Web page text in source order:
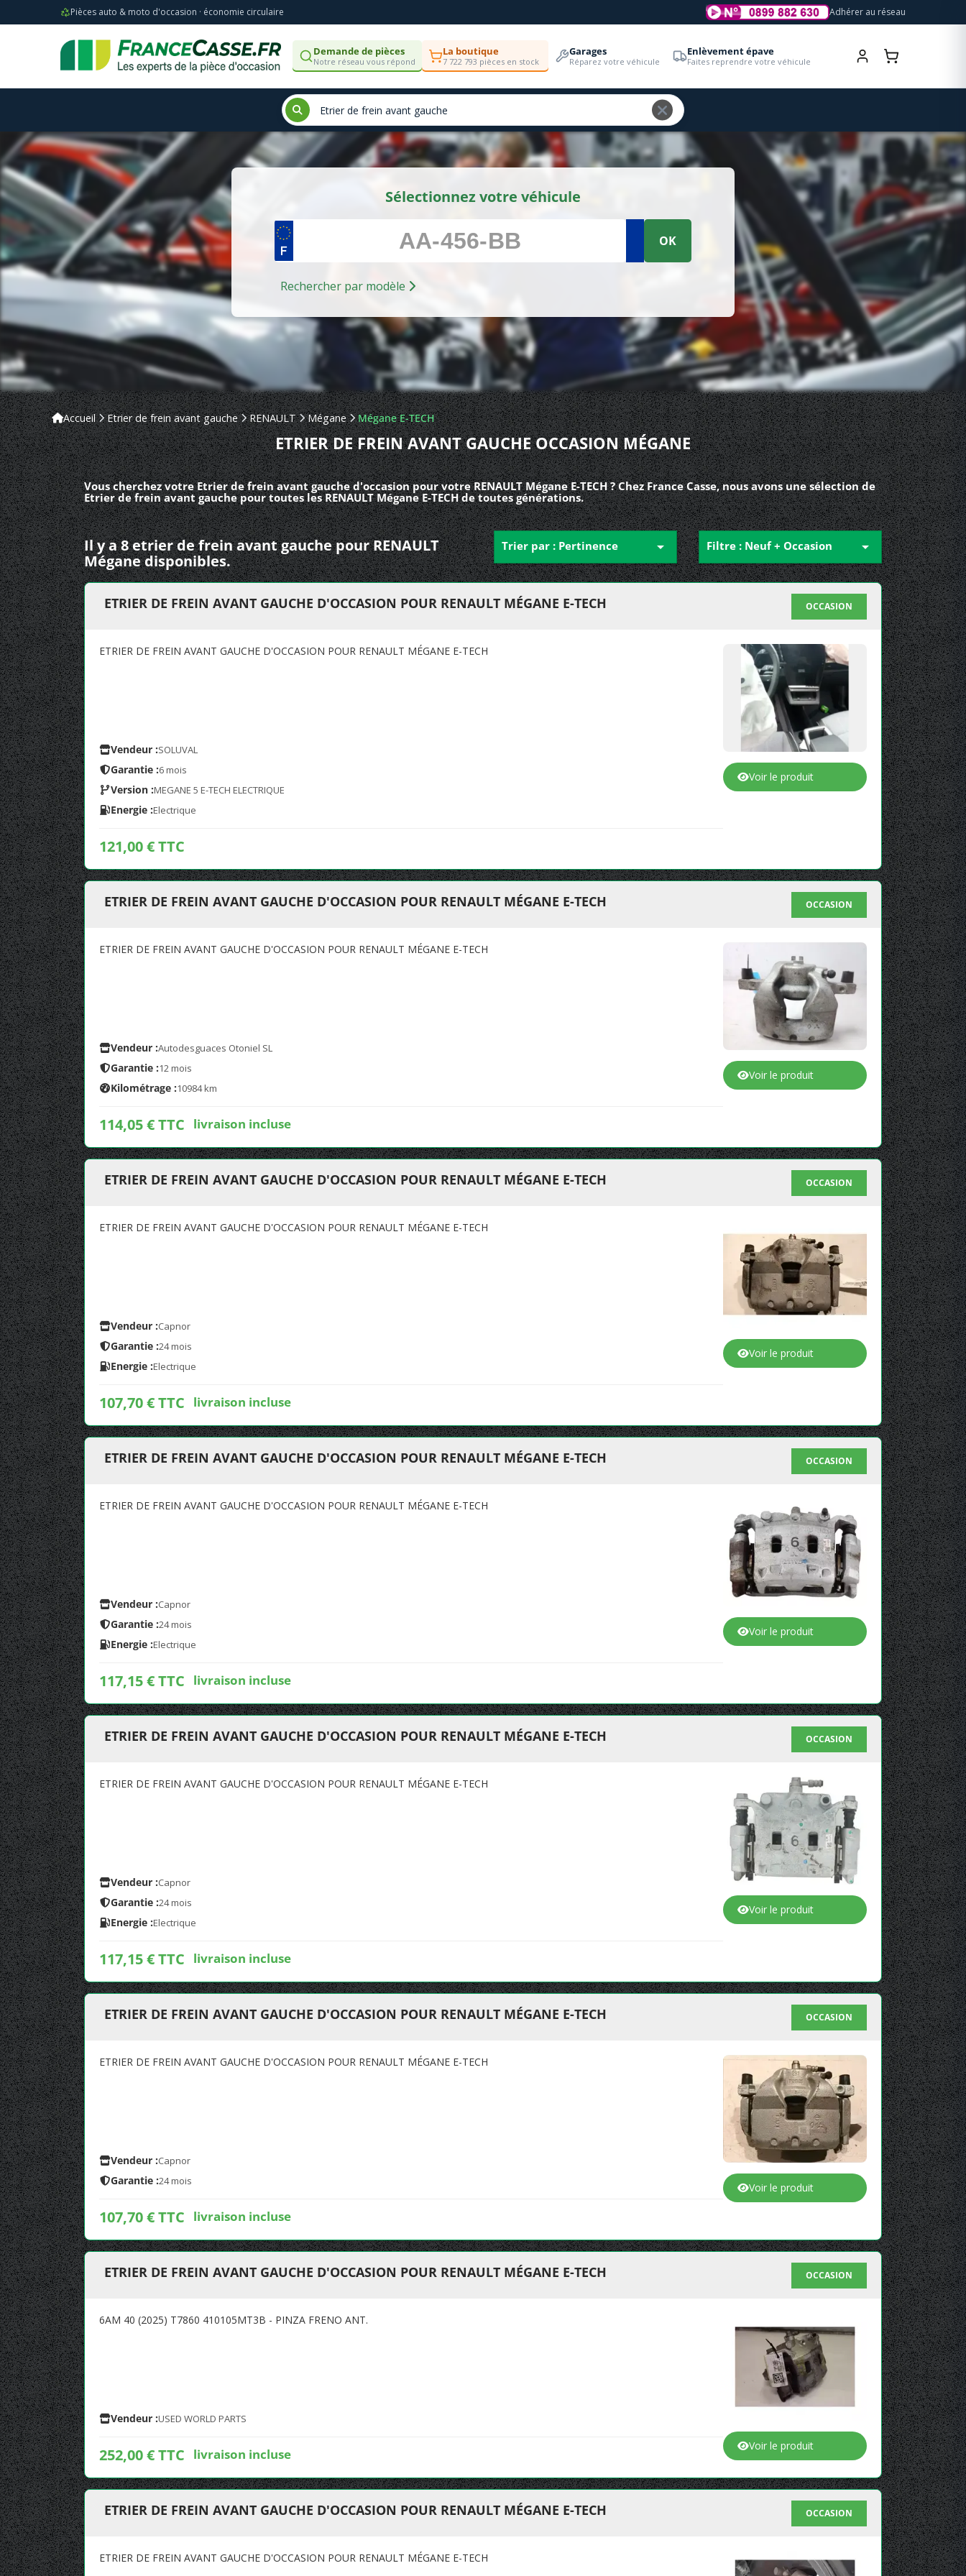
Pièces auto & moto d'occasion · économie circulaire Adhérer au réseau
Demande de pièces
Notre réseau vous répond
La boutique
7 722 793 pièces en stock
Garages
Réparez votre véhicule
Enlèvement épave
Faites reprendre votre véhicule
Sélectionnez votre véhicule
OK
Rechercher par modèle
Accueil Etrier de frein avant gauche RENAULT Mégane Mégane E-TECH
ETRIER DE FREIN AVANT GAUCHE OCCASION MÉGANE
Vous cherchez votre Etrier de frein avant gauche d'occasion pour votre RENAULT Mégane E-TECH ? Chez France Casse, nous avons une sélection de
Etrier de frein avant gauche pour toutes les RENAULT Mégane E-TECH de toutes générations.
Il y a 8 etrier de frein avant gauche pour RENAULT
Mégane disponibles.
Trier par : Pertinence  Filtre : Neuf + Occasion 
ETRIER DE FREIN AVANT GAUCHE D'OCCASION POUR RENAULT MÉGANE E-TECH OCCASION
ETRIER DE FREIN AVANT GAUCHE D'OCCASION POUR RENAULT MÉGANE E-TECH
Vendeur :SOLUVAL
Garantie :6 mois
Version :MEGANE 5 E-TECH ELECTRIQUE
Energie :Electrique
121,00 € TTC
Voir le produit
ETRIER DE FREIN AVANT GAUCHE D'OCCASION POUR RENAULT MÉGANE E-TECH OCCASION
ETRIER DE FREIN AVANT GAUCHE D'OCCASION POUR RENAULT MÉGANE E-TECH
Vendeur :Autodesguaces Otoniel SL
Garantie :12 mois
Kilométrage :10984 km
114,05 € TTC livraison incluse
Voir le produit
ETRIER DE FREIN AVANT GAUCHE D'OCCASION POUR RENAULT MÉGANE E-TECH OCCASION
ETRIER DE FREIN AVANT GAUCHE D'OCCASION POUR RENAULT MÉGANE E-TECH
Vendeur :Capnor
Garantie :24 mois
Energie :Electrique
107,70 € TTC livraison incluse
Voir le produit
ETRIER DE FREIN AVANT GAUCHE D'OCCASION POUR RENAULT MÉGANE E-TECH OCCASION
ETRIER DE FREIN AVANT GAUCHE D'OCCASION POUR RENAULT MÉGANE E-TECH
Vendeur :Capnor
Garantie :24 mois
Energie :Electrique
117,15 € TTC livraison incluse
Voir le produit
ETRIER DE FREIN AVANT GAUCHE D'OCCASION POUR RENAULT MÉGANE E-TECH OCCASION
ETRIER DE FREIN AVANT GAUCHE D'OCCASION POUR RENAULT MÉGANE E-TECH
Vendeur :Capnor
Garantie :24 mois
Energie :Electrique
117,15 € TTC livraison incluse
Voir le produit
ETRIER DE FREIN AVANT GAUCHE D'OCCASION POUR RENAULT MÉGANE E-TECH OCCASION
ETRIER DE FREIN AVANT GAUCHE D'OCCASION POUR RENAULT MÉGANE E-TECH
Vendeur :Capnor
Garantie :24 mois
107,70 € TTC livraison incluse
Voir le produit
ETRIER DE FREIN AVANT GAUCHE D'OCCASION POUR RENAULT MÉGANE E-TECH OCCASION
6AM 40 (2025) T7860 410105MT3B - PINZA FRENO ANT.
Vendeur :USED WORLD PARTS
252,00 € TTC livraison incluse Voir le produit
ETRIER DE FREIN AVANT GAUCHE D'OCCASION POUR RENAULT MÉGANE E-TECH OCCASION
ETRIER DE FREIN AVANT GAUCHE D'OCCASION POUR RENAULT MÉGANE E-TECH